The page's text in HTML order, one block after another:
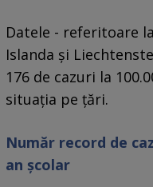
Datele - referitoare
Islanda şi
176 de cazuri la
situaţia pe ţări.
Număr record de
an școlar